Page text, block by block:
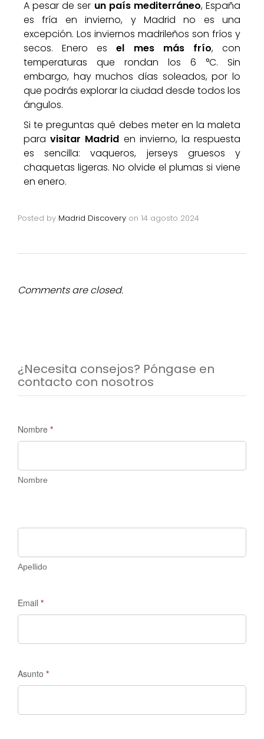
A pesar de ser un país mediterráneo, España
es fría en invierno, y Madrid no es una
excepción. Los inviernos madrileños son fríos y
secos. Enero esel mes más frío, con
temperaturas que rondan los 6 °C. Sin
embargo, hay muchos días soleados, por lo
que podrás explorar la ciudad desde todos los
ángulos.
Si te preguntas qué debes meter en la maleta
paravisitar Madrid en invierno, la respuesta
es sencilla: vaqueros, jerseys gruesos y
chaquetas ligeras. No olvide el plumas si viene
en enero.
Posted by Madrid Discovery on 14 agosto 2024
Comments are closed.
¿Necesita consejos? Póngase en
contacto con nosotros
de
-
Nombre *
Nombre
Apellido
Email *
Asunto *